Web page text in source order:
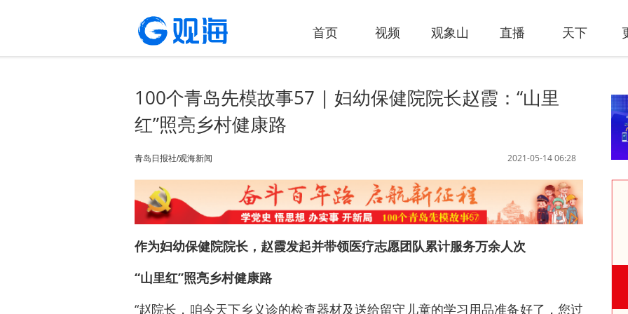
首页 视频 观象山 直播 天下
100个青岛先模故事57 | 妇幼保健院院长赵霞：“山里
红”照亮乡村健康路
2021-05-14 06:28
青岛日报社/观海新闻
作为妇幼保健院院长，赵霞发起并带领医疗志愿团队累计服务万余人次
“山里红”照亮乡村健康路
“赵院长，咱今天下乡义诊的检查器材及送给留守儿童的学习用品准备好了，您过